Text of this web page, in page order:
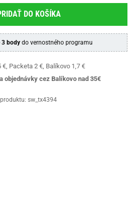
DO KOŠÍKA
3 bodydo vernostného programu
€, Packeta 2 €, Balíkovo 1,7 €
objednávky cez Balíkovo nad 35€
sw_tx4394